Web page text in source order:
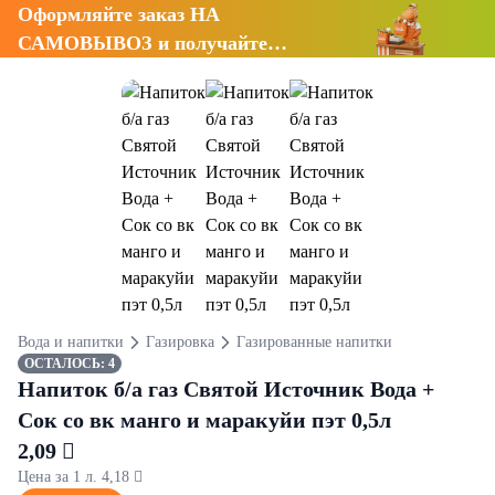
Оформляйте заказ НА
САМОВЫВОЗ и получайте
Вода и напитки Газировка Газированные напитки
ОСТАЛОСЬ: 4
Напиток б/а газ Святой Источник Вода +
Сок со вк манго и маракуйи пэт 0,5л
2,09 
Цена за 1 л. 4,18 